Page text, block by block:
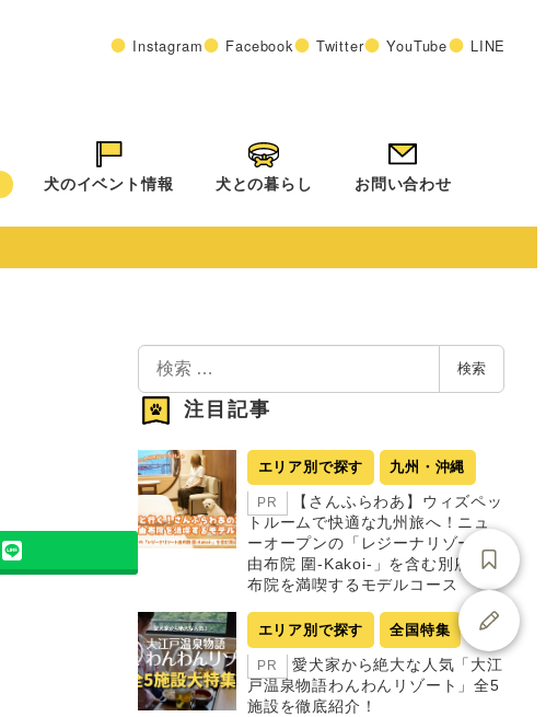
Instagram Facebook Twitter YouTube LINE
犬のイベント情報 犬との暮らし お問い合わせ
検
索
検索
注目記事
エリア別で探す 九州・沖縄
PR
【さんふらわあ】ウィズペッ
トルームで快適な九州旅へ！ニュ
ーオープンの「レジーナリゾート
由布院 圍-Kakoi-」を含む別府・由
布院を満喫するモデルコース
エリア別で探す 全国特集
PR
愛犬家から絶大な人気「大江
戸温泉物語わんわんリゾート」全5
施設を徹底紹介！